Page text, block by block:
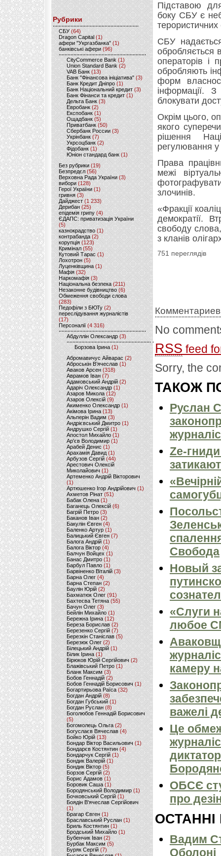
Рубрики
CБУ (64)
Dragon Capital (1)
афери "Укргазбанка" (1)
банківські афери (96)
CityCommerce Bank (1)
Union Standard Bank (2)
VAB Банк (13)
Банк "Фінансова ініціатива" (3)
Банк Кредит Дніпро (1)
Банк Національний кредит (3)
Банк Фінанси та кредит (1)
Дельта Банк (3)
Евробанк(2)
Експобанк (1)
Ощадбанк(5)
Приватбанк (50)
Сбербанк России (3)
Укрінбанк(7)
Укрсоцбанк (2)
Фідобанк (1)
Юніон стандард банк(1)
Без рубрики (19)
Безпредєл(56)
Верховна Рада України (3)
вибори(128)
Герої України(1)
гривня (3)
Дайджест (1 233)
Дерибан (25)
епідемія грипу (4)
ЄДАПС: приватизація України
(5)
казнокрадство (1)
контрабанда (2)
корупція (123)
Кримінал (55)
Кутовий Тарас (1)
Лохотрон(5)
Луценківщина (1)
Мафія (32)
Наркомафія (3)
Національна безпека (211)
Незаконне будівництво(6)
Обмеження свободи слова
(283)
Педофіли з БЮТу (2)
переслідування журналістів
(17)
Персоналії (4 316)
Абдуллін Олександр (3)
Борзова Ірина(1)
Абромавичус Айварас (2)
Аброськін В’ячеслав(1)
Аваков Арсен (318)
Аврамов Іван (7)
Адамовський Андрій(2)
Адаріч Олександр (1)
Азаров Микола (12)
Азаров Олексій (9)
Акименко Олександр(1)
Акімова Ірина(13)
Альперін Вадим (3)
Андрієвський Дмитро(1)
Андрушко Сергій(1)
Апостол Михайло(1)
Ар'єв Володимир (1)
Арабей Денис(1)
Арахамія Давид (1)
Арбузов Сергій (44)
Арестович Олексій
Миколайович(1)
Артеменко Андрій Вікторович
(1)
Артюшенко Ігор Андрійович(1)
Ахметов Рінат(51)
Бабак Олена(1)
Баганець Олексій(6)
Багрій Петро (3)
Баканов Іван(2)
Бакулін Євген (4)
Баленко Артур(1)
Балицький Євген(7)
Балога Андрій (1)
Балога Віктор (4)
Балчун Войцех (1)
Банас Дмитро (1)
Барбул Павло(1)
Барвіненко Віталій(3)
Барна Олег (4)
Барна Степан (2)
Баулін Юрій (2)
Бахматюк Олег (91)
Бахтеєва Тетяна(55)
Бачун Олег (3)
Бейлін Михайло (1)
Бережна Ірина(12)
Береза Борислав(2)
Березенко Сергій (7)
Березкін Станіслав (5)
Березюк Олег(2)
Білецький Андрій (1)
Білик Ірина (1)
Бірюков Юрій Сергійович (2)
Блажівський Петро (1)
Бланк Максим(3)
Бобов Геннадій (2)
Бобов Геннадій Борисович (1)
Богартирьова Раїса (32)
Богдан Андрій(8)
Богдан Губський (1)
Богдан Руслан(8)
Боголюбов Геннадій Борисович
(5)
Богомолець Ольга (2)
Богуслаєв Вячеслав (4)
Бойко Юрій (13)
Бондар Віктор Васильович (1)
Бондарєв Костянтин (4)
Бондарчук Сергій(1)
Бондик Валерій (1)
Бондик Віктор(5)
Борзов Сергiй (2)
Борис Адамов(1)
Боровик Саша (1)
Бородянський Володимир (1)
Бочковський Сергій (1)
Боядін В'ячеслав Сергійович
(1)
Брагар Євген (1)
Браславський Руслан (1)
Бриль Костянтин (1)
Бродський Михайло (1)
Бубенчик Іван(2)
Бурбак Максим (5)
Буряк Сергій (7)
Підставою
боку СБУ є
терористичних
СБУ
обробляється
операторів і
обробляють
форм
інформації.
блокувати
Окрім цього,
якого
рішення
регулювання у
Права
межі
злочинів.
«Фракції
демократії.
свободу
з кланів
751 переглядів
No
RSS feed
Sorry, the
ТАКОЖ
Руслан
Ze-
Свобода
Новый
«Слуги
любое
камеру
важелі
Це
ОБСЄ
про
ОСТАННІ
Вадим
Оболоні